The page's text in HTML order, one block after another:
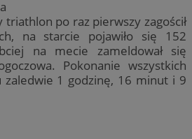
triathlon po raz pierwszy zagościł
na starcie pojawiło się 152
na mecie zameldował się
Pokonanie wszystkich
zaledwie 1 godzinę, 16 minut i 9